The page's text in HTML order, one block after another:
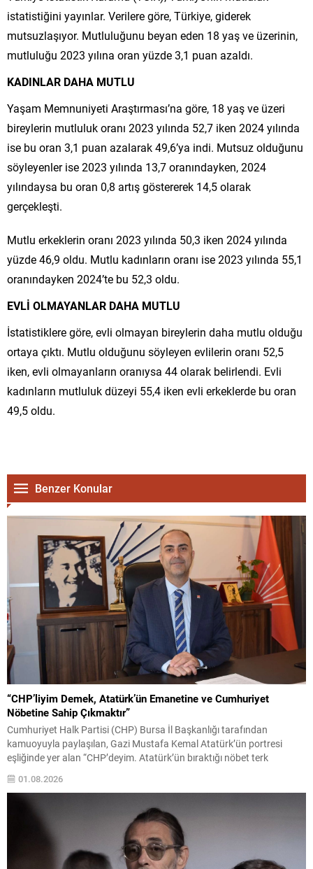
istatistiğini yayınlar. Verilere göre, Türkiye, giderek
mutsuzlaşıyor. Mutluluğunu beyan eden 18 yaş ve üzerinin,
mutluluğu 2023 yılına oran yüzde 3,1 puan azaldı.
KADINLAR DAHA MUTLU
Yaşam Memnuniyeti Araştırması’na göre, 18 yaş ve üzeri
bireylerin mutluluk oranı 2023 yılında 52,7 iken 2024 yılında
ise bu oran 3,1 puan azalarak 49,6’ya indi. Mutsuz olduğunu
söyleyenler ise 2023 yılında 13,7 oranındayken, 2024
yılındaysa bu oran 0,8 artış göstererek 14,5 olarak
gerçekleşti.
Mutlu erkeklerin oranı 2023 yılında 50,3 iken 2024 yılında
yüzde 46,9 oldu. Mutlu kadınların oranı ise 2023 yılında 55,1
oranındayken 2024’te bu 52,3 oldu.
EVLİ OLMAYANLAR DAHA MUTLU
İstatistiklere göre, evli olmayan bireylerin daha mutlu olduğu
ortaya çıktı. Mutlu olduğunu söyleyen evlilerin oranı 52,5
iken, evli olmayanların oranıysa 44 olarak belirlendi. Evli
kadınların mutluluk düzeyi 55,4 iken evli erkeklerde bu oran
49,5 oldu.
Benzer Konular
“CHP’liyim Demek, Atatürk’ün Emanetine ve Cumhuriyet
Nöbetine Sahip Çıkmaktır”
Cumhuriyet Halk Partisi (CHP) Bursa İl Başkanlığı tarafından
kamuoyuyla paylaşılan, Gazi Mustafa Kemal Atatürk’ün portresi
eşliğinde yer alan “CHP’deyim. Atatürk’ün bıraktığı nöbet terk
Türkiye’nin içinde bulunduğu siyasal atmosfer, Cumhuriyet değerleri
ve partinin tarihsel misyonuna yönelik güçlü bir duruş olarak
01.08.2026